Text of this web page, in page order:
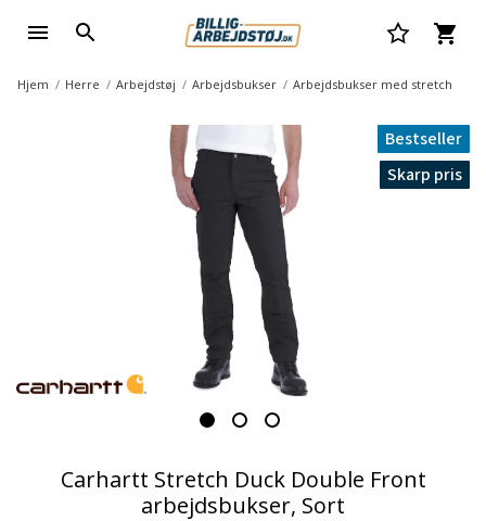
Hjem Herre Arbejdstøj Arbejdsbukser Arbejdsbukser med stretch
Bestseller
Skarp pris
Carhartt Stretch Duck Double Front
arbejdsbukser, Sort